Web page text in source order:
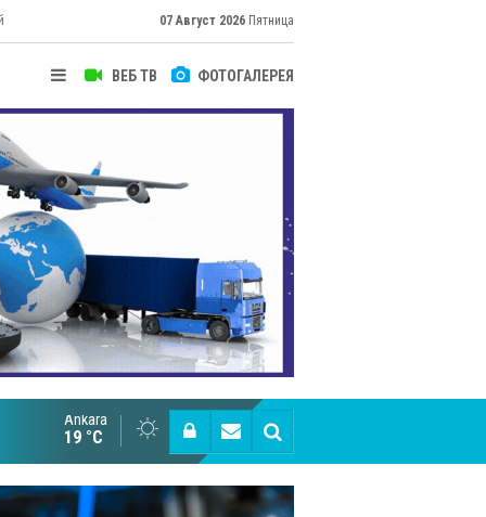
07 Август 2026 Пятница
ВЕБ ТВ ФОТОГАЛЕРЕЯ
Великий Шёлковый путь объединяет таланты в
Ankara
19 °C